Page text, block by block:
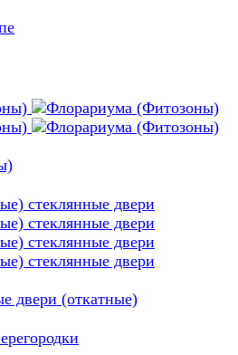
двери (откатные)